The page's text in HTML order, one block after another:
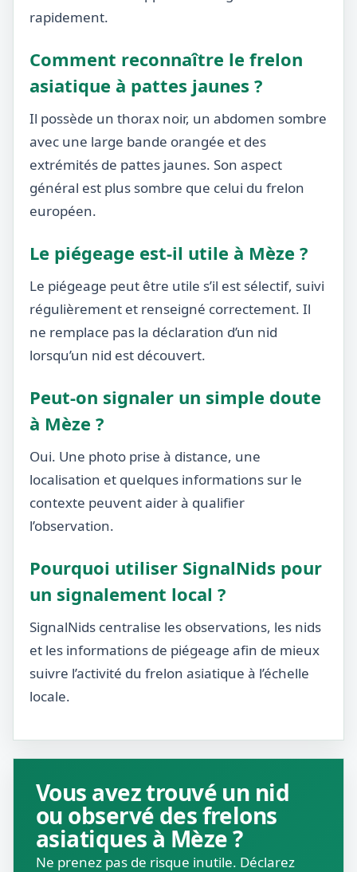
rapidement.
Comment reconnaître le frelon
asiatique à pattes jaunes ?
Il possède un thorax noir, un abdomen sombre
avec une large bande orangée et des
extrémités de pattes jaunes. Son aspect
général est plus sombre que celui du frelon
européen.
Le piégeage est-il utile à Mèze ?
Le piégeage peut être utile s’il est sélectif, suivi
régulièrement et renseigné correctement. Il
ne remplace pas la déclaration d’un nid
lorsqu’un nid est découvert.
Peut-on signaler un simple doute
à Mèze ?
Oui. Une photo prise à distance, une
localisation et quelques informations sur le
contexte peuvent aider à qualifier
l’observation.
Pourquoi utiliser SignalNids pour
un signalement local ?
SignalNids centralise les observations, les nids
et les informations de piégeage afin de mieux
suivre l’activité du frelon asiatique à l’échelle
locale.
Vous avez trouvé un nid
ou observé des frelons
asiatiques à Mèze ?
Ne prenez pas de risque inutile. Déclarez